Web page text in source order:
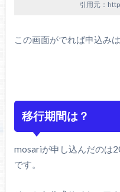
引用元：
この画面がでれば申込み
移行期間は？
mosariが申し込んだのは
です。